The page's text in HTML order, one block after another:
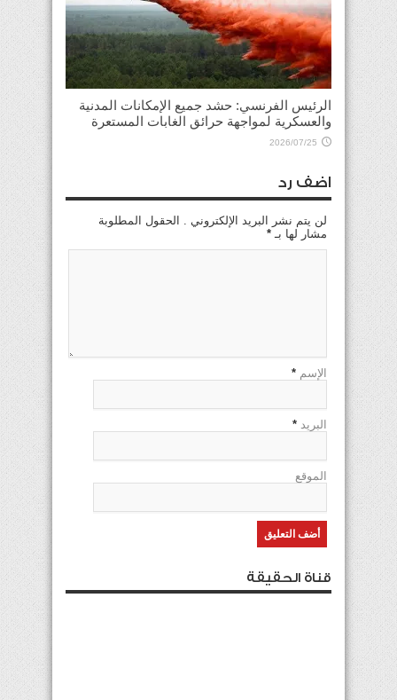
الرئيس الفرنسي: حشد جميع الإمكانات المدنية
والعسكرية لمواجهة حرائق الغابات المستعرة
2026/07/25
اضف رد
لن يتم نشر البريد الإلكتروني . الحقول المطلوبة
مشار لها بـ *
الإسم *
البريد *
الموقع
قناة الحقيقة